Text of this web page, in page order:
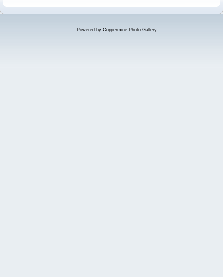
Powered by Coppermine Photo Gallery